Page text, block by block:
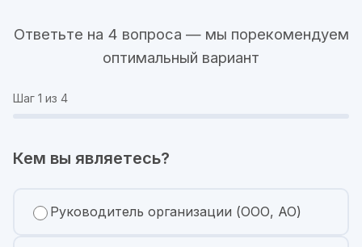
Ответьте на 4 вопроса — мы порекомендуем
оптимальный вариант
Шаг 1 из 4
Кем вы являетесь?
Руководитель организации (ООО, АО)